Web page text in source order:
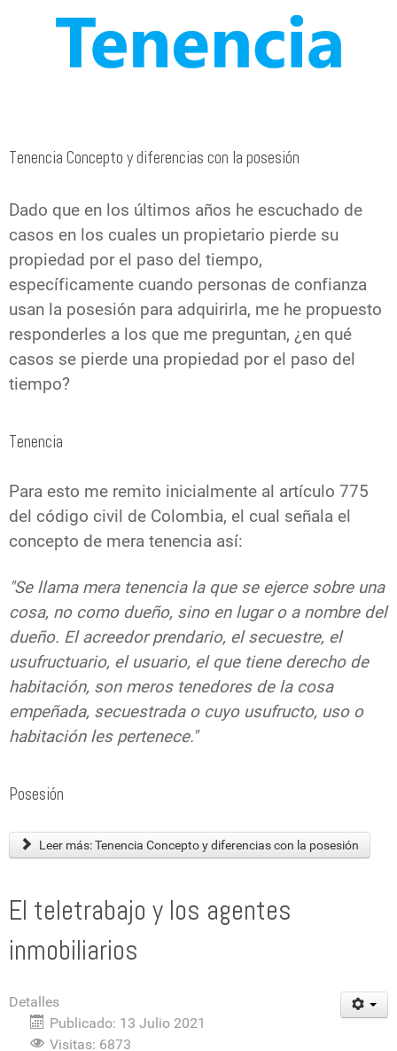
Tenencia Concepto y diferencias con la posesión
Dado que en los últimos años he escuchado de
casos en los cuales un propietario pierde su
propiedad por el paso del tiempo,
específicamente cuando personas de confianza
usan la posesión para adquirirla, me he propuesto
responderles a los que me preguntan, ¿en qué
casos se pierde una propiedad por el paso del
tiempo?
Tenencia
Para esto me remito inicialmente al artículo 775
del código civil de Colombia, el cual señala el
concepto de mera tenencia así:
"Se llama mera tenencia la que se ejerce sobre una
cosa, no como dueño, sino en lugar o a nombre del
dueño. El acreedor prendario, el secuestre, el
usufructuario, el usuario, el que tiene derecho de
habitación, son meros tenedores de la cosa
empeñada, secuestrada o cuyo usufructo, uso o
habitación les pertenece."
Posesión
Leer más: Tenencia Concepto y diferencias con la posesión
El teletrabajo y los agentes
inmobiliarios
Detalles
Publicado: 13 Julio 2021
Visitas: 6873